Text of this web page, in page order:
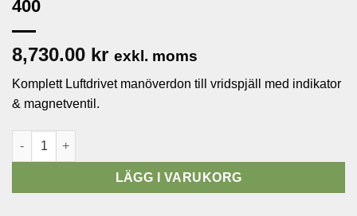
400
8,730.00 kr exkl. moms
Komplett Luftdrivet manöverdon till vridspjäll med indikator
& magnetventil.
Komplett Luftdrivet manöverdon DN350-400 mängd
LÄGG I VARUKORG